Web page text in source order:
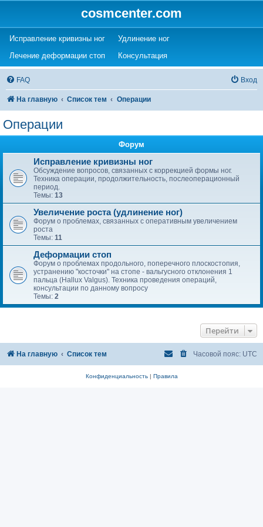
cosmcenter.com
Исправление кривизны ног(Opens a new tab)
Удлинение ног(Opens a new tab)
Лечение деформации стоп(Opens a new tab)
Консультация(Opens a new tab)
FAQ Вход
На главную Список тем Операции
Операции
Форум
Исправление кривизны ног
Обсуждение вопросов, связанных с коррекцией формы ног.
Техника операции, продолжительность, послеоперационный
период.
Темы: 13
Увеличение роста (удлинение ног)
Форум о проблемах, связанных с оперативным увеличением
роста
Темы: 11
Деформации стоп
Форум о проблемах продольного, поперечного плоскостопия,
устранению "косточки" на стопе - вальгусного отклонения 1
пальца (Hallux Valgus). Техника проведения операций,
консультации по данному вопросу
Темы: 2
Перейти
На главную Список тем Часовой пояс: UTC
Конфиденциальность| Правила